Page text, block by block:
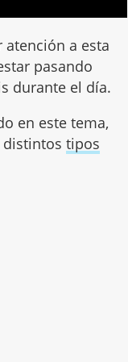
atención a esta
pasando
durante el día.
en este tema,
distintos tipos